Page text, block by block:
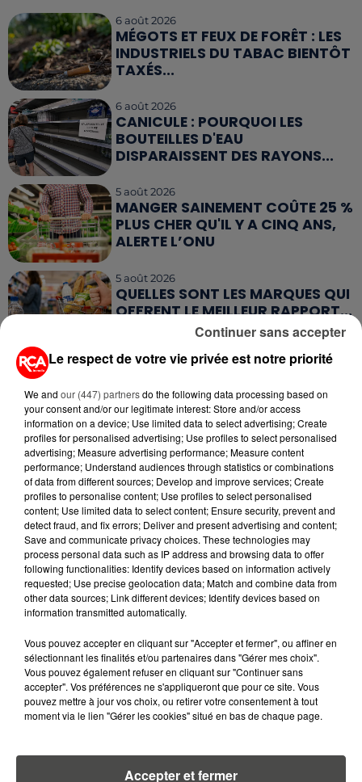
6 août 2026
MÉGOTS ET FEUX DE FORÊT : LES
INDUSTRIELS DU TABAC BIENTÔT
TAXÉS...
6 août 2026
CANICULE : POURQUOI LES
BOUTEILLES D'EAU
DISPARAISSENT DES RAYONS...
5 août 2026
MANGER SAINEMENT COÛTE 25 %
PLUS CHER QU'IL Y A CINQ ANS,
ALERTE L’ONU
5 août 2026
QUELLES SONT LES MARQUES QUI
OFFRENT LE MEILLEUR RAPPORT...
5 août 2026
ADOPTER POUR ÉVITER
L'INVASION CET ÉTÉ...
4 août 2026
ÉCLIPSE SOLAIRE DU 12 AOÛT : LA
RUÉE VERS LES LUNETTES DE...
RETROUVEZ TOUTE L'ACTU DE LA RÉGION ET
RECEVEZ LES ALERTES INFOS DE LA RÉDACTION
RCA
RCA
Le respect de votre vie privée est notre priorité
We and our (447) partnersdo the following data processing based on
your consent and/or our legitimate interest: Store and/or access
information on a device; Use limited data to select advertising; Create
profiles for personalised advertising; Use profiles to select personalised
advertising; Measure advertising performance; Measure content
performance; Understand audiences through statistics or combinations
of data from different sources; Develop and improve services; Create
profiles to personalise content; Use profiles to select personalised
content; Use limited data to select content; Ensure security, prevent and
detect fraud, and fix errors; Deliver and present advertising and content;
Save and communicate privacy choices. These technologies may
process personal data such as IP address and browsing data to offer
following functionalities: Identify devices based on information actively
requested; Use precise geolocation data; Match and combine data from
other data sources; Link different devices; Identify devices based on
information transmitted automatically.
Vous pouvez accepter en cliquant sur "Accepter et fermer", ou affiner en
sélectionnant les finalités et/ou partenaires dans "Gérer mes choix".
Vous pouvez également refuser en cliquant sur "Continuer sans
accepter". Vos préférences ne s'appliqueront que pour ce site. Vous
pouvez mettre à jour vos choix, ou retirer votre consentement à tout
moment via le lien "Gérer les cookies" situé en bas de chaque page.
Accepter et fermer
Continuer sans accepter